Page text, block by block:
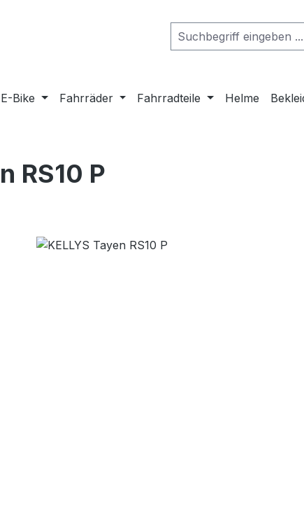
E-Bike Fahrräder Fahrradteile Helme
RS10 P